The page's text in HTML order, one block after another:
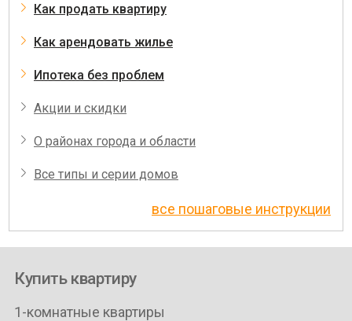
Как продать квартиру
Как арендовать жилье
Ипотека без проблем
Акции и скидки
О районах города и области
Все типы и серии домов
все пошаговые инструкции
Купить квартиру
1-комнатные квартиры